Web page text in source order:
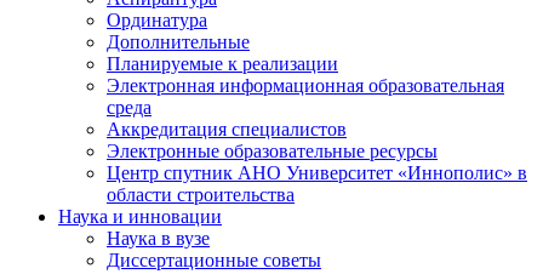
Ординатура
Дополнительные
Планируемые к реализации
Электронная информационная образовательная
среда
Аккредитация специалистов
Электронные образовательные ресурсы
Центр спутник АНО Университет «Иннополис» в
области строительства
Наука и инновации
Наука в вузе
Диссертационные советы